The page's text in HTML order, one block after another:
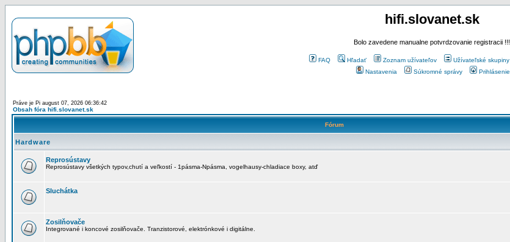
hifi.slovanet.sk
Bolo zavedene manualne potvrdzovanie registracii !!!
FAQ Hľadať Zoznam užívateľov Užívateľské skupiny
Nastavenia
Súkromné správy Prihlásenie
Práve je Pi august 07, 2026 06:36:42
Obsah fóra hifi.slovanet.sk
Fórum
Hardware
Reprosústavy
Reprosústavy všetkých typov,chutí a veľkostí - 1pásma-Npásma, vogelhausy-chladiace boxy, atď
Sluchátka
Zosilňovače
Integrované i koncové zosilňovače. Tranzistorové, elektrónkové i digitálne.